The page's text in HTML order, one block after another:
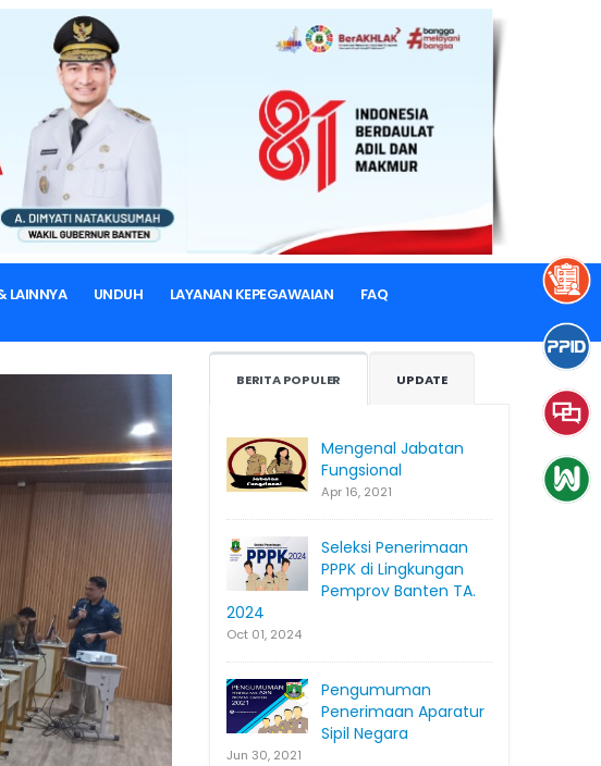
LAINNYA UNDUH LAYANAN KEPEGAWAIAN FAQ
BERITA POPULER UPDATE
Mengenal Jabatan
Fungsional
Apr 16, 2021
Seleksi Penerimaan
PPPK di Lingkungan
Pemprov Banten TA.
2024
Oct 01, 2024
Pengumuman
Penerimaan Aparatur
Sipil Negara
Jun 30, 2021